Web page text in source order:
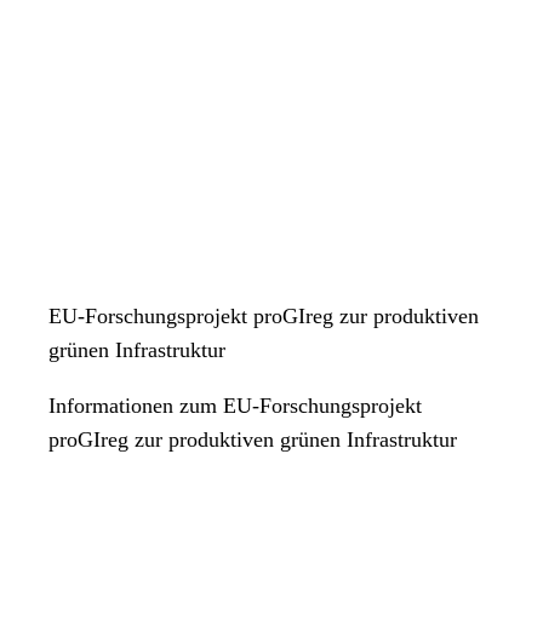
EU-Forschungsprojekt proGIreg zur produktiven
grünen Infrastruktur
Informationen zum EU-Forschungsprojekt
proGIreg zur produktiven grünen Infrastruktur